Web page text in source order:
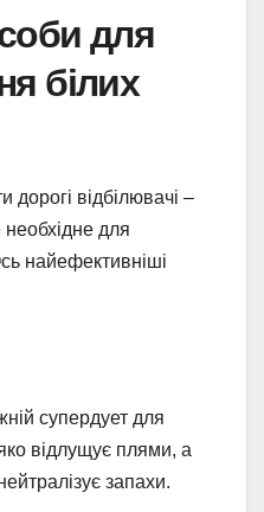
для
білих
дорогі відбілювачі –
для
найефективніші
супердует для
відлущує плями, а
запахи.